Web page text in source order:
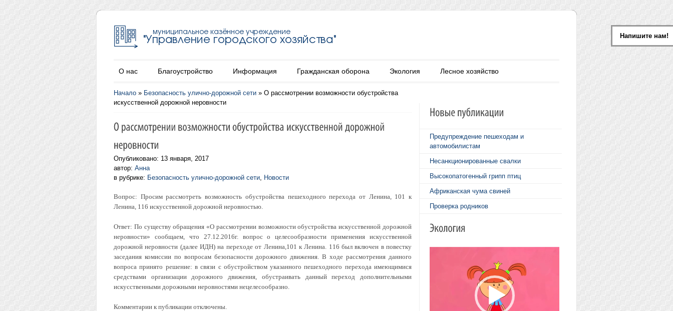
О нас Благоустройство Информация Гражданская оборона Экология Лесное хозяйство
Начало » Безопасность улично-дорожной сети » О рассмотрении возможности обустройства
искусственной дорожной неровности
Опубликовано: 13 января, 2017
автор: Анна
в рубрике: Безопасность улично-дорожной сети, Новости
Вопрос: Просим рассмотреть возможность обустройства пешеходного перехода от Ленина, 101 к
Ленина, 116 искусственной дорожной неровностью.
Ответ: По существу обращения «О рассмотрении возможности обустройства искусственной дорожной
неровности» сообщаем, что 27.12.2016г. вопрос о целесообразности применения искусственной
дорожной неровности (далее ИДН) на переходе от Ленина,101 к Ленина. 116 был включен в повестку
заседания комиссии по вопросам безопасности дорожного движения. В ходе рассмотрения данного
вопроса принято решение: в связи с обустройством указанного пешеходного перехода имеющимися
средствами организации дорожного движения, обустраивать данный переход дополнительными
искусственными дорожными неровностями нецелесообразно.
Комментарии к публикации отключены.
Предупреждение пешеходам и
автомобилистам
Несанкционированные свалки
Высокопатогенный грипп птиц
Африканская чума свиней
Проверка родников
Напишите нам!